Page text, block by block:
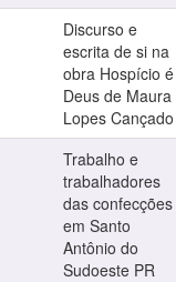
Discurso e
escrita de si na
obra Hospício é
Deus de Maura
Lopes Cançado
Trabalho e
trabalhadores
das confecções
em Santo
Antônio do
Sudoeste PR